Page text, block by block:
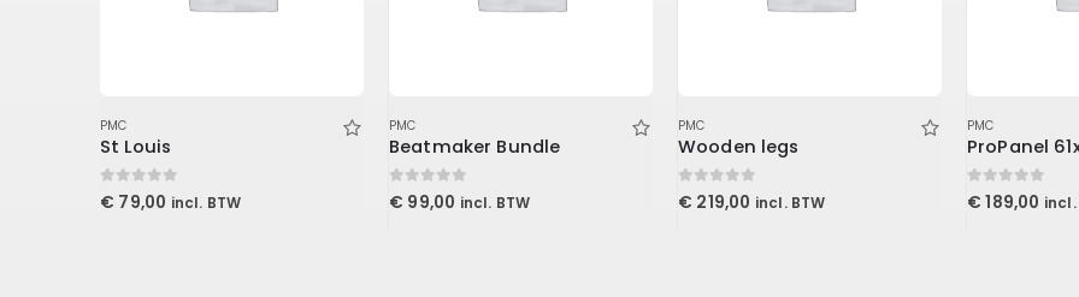
PMC
St Louis
0out of 5
€ 79,00 incl. BTW
PMC
Beatmaker Bundle
0out of 5
€ 99,00 incl. BTW
PMC
Wooden legs
0out of 5
€ 219,00 incl. BTW
PMC
0out of 5
€ 189,00 incl.